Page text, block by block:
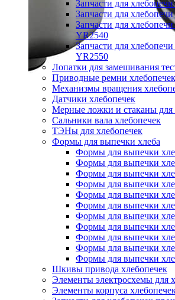
Запчасти для
Запчасти для
Запчасти для
YR2540
Запчасти для
YR2550
Лопатки для замешивания
Приводные ремни хлебопечек
Механизмы вращения
Датчики хлебопечек
Мерные ложки и стаканы для
Сальники вала хлебопечек
ТЭНы для хлебопечек
Формы для выпечки хлеба
Формы для выпечки
Формы для выпечки
Формы для выпечки
Формы для выпечки
Формы для выпечки
Формы для выпечки
Формы для выпечки
Формы для выпечки
Формы для выпечки
Формы для выпечки
Формы для выпечки
Шкивы привода хлебопечек
Элементы электросхемы для
Элементы корпуса